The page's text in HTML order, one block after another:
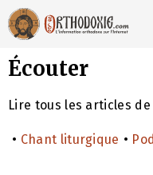
Aller
au
contenu
Écouter
Lire tous les articles
• Chant liturgique •